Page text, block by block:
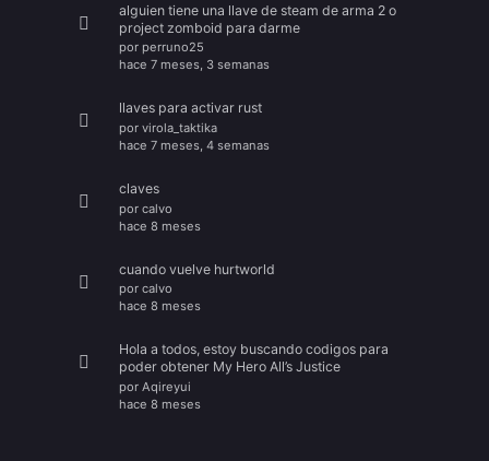
alguien tiene una llave de steam de arma 2 o
project zomboid para darme
por perruno25
hace 7 meses, 3 semanas
llaves para activar rust
por virola_taktika
hace 7 meses, 4 semanas
claves
por calvo
hace 8 meses
cuando vuelve hurtworld
por calvo
hace 8 meses
Hola a todos, estoy buscando codigos para
poder obtener My Hero All’s Justice
por Aqireyui
hace 8 meses